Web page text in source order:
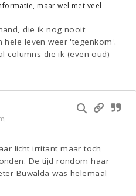
maar wel met veel
die ik nog nooit
leven weer 'tegenkom'.
columns die ik (even oud)
licht irritant maar toch
De tijd rondom haar
Buwalda was helemaal